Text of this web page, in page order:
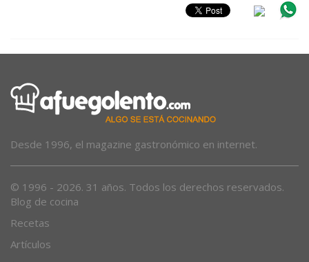
Desde 1996, el magazine gastronómico en internet.
© 1996 - 2026. 31 años. Todos los derechos reservados.
Blog de cocina
Recetas
Artículos